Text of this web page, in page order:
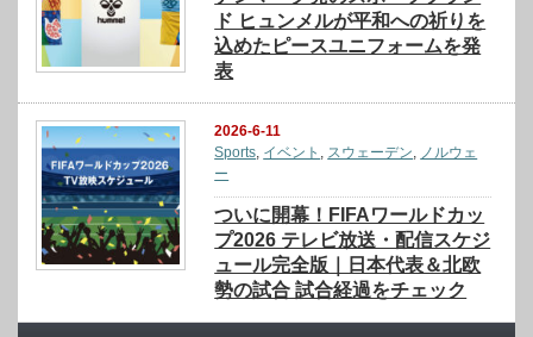
ド ヒュンメルが平和への祈りを
込めたピースユニフォームを発
表
2026-6-11
Sports, イベント , スウェーデン, ノルウェ
ー
ついに開幕！FIFAワールドカッ
プ2026 テレビ放送・配信スケジ
ュール完全版｜日本代表＆北欧
勢の試合 試合経過をチェック